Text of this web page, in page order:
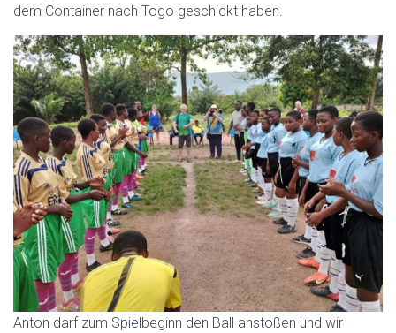
dem Container nach Togo geschickt haben.
Anton darf zum Spielbeginn den Ball anstoßen und wir